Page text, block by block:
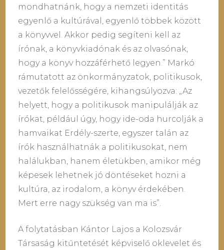
mondhatnánk, hogy a nemzeti identitás
egyenlő a kultúrával, egyenlő többek között
a könyvvel. Akkor pedig segíteni kell az
írónak, a könyvkiadónak és az olvasónak,
hogy a könyv hozzáférhető legyen.” Markó
rámutatott az önkormányzatok, politikusok,
vezetők felelősségére, kihangsúlyozva: „Az
helyett, hogy a politikusok manipulálják az
írókat, például úgy, hogy ide-oda hurcolják a
hamvaikat Erdély-szerte, egyszer talán az
írók használhatnák a politikusokat, nem
halálukban, hanem életükben, amikor még
képesek lehetnek jó döntéseket hozni a
kultúra, az irodalom, a könyv érdekében.
Mert erre nagy szükség van ma is”.
A folytatásban Kántor Lajos a Kolozsvár
Társaság kitűntetését képviselő oklevelet és